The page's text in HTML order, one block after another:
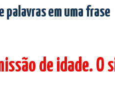
palavras em uma frase
de idade. O